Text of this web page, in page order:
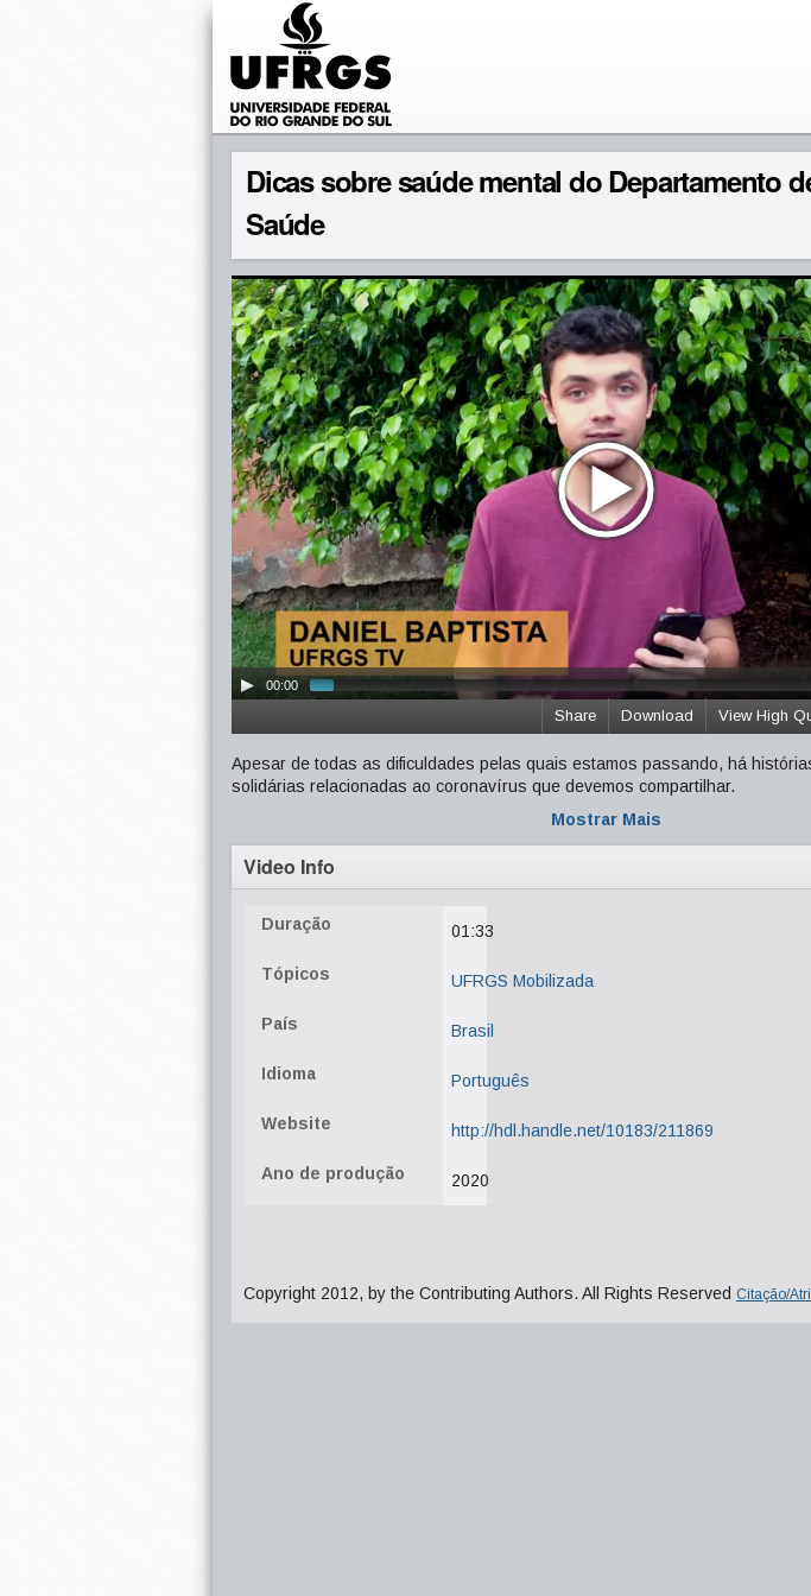
Dicas sobre saúde mental do Departamento
Saúde
00:00
View High
Download
Share
Apesar de todas as dificuldades pelas quais estamos passando, há
solidárias relacionadas ao coronavírus que devemos compartilhar.
Mostrar Mais
Video Info
Duração 01:33
Tópicos UFRGS Mobilizada
País Brasil
Idioma Português
Website http://hdl.handle.net/10183/211869
Ano de produção 2020
Copyright 2012, by the Contributing Authors. All Rights Reserved Citação/